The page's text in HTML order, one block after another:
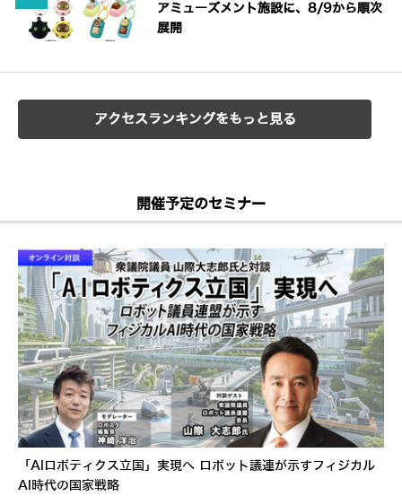
アミューズメント施設に、8/9から順次
展開
アクセスランキングをもっと見る
開催予定のセミナー
「AIロボティクス立国」実現へ ロボット議連が示すフィジカル
AI時代の国家戦略